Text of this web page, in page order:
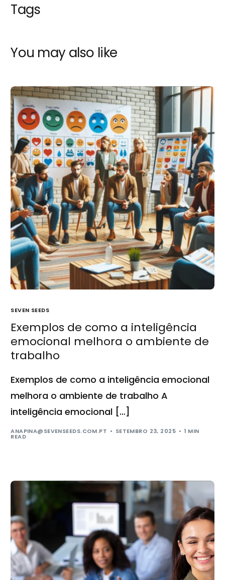
Tags
You may also like
SEVEN SEEDS
Exemplos de como a inteligência
emocional melhora o ambiente de
trabalho
Exemplos de como a inteligência emocional
melhora o ambiente de trabalho A
inteligência emocional […]
ANAPINA@SEVENSEEDS.COM.PT SETEMBRO 23, 2025 1 MIN
READ